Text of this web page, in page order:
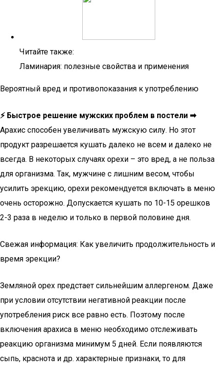
Читайте также:
Ламинария: полезные свойства и применения
Вероятный вред и противопоказания к употреблению
⚡️ Быстрое решение мужских проблем в постели ➡
Арахис способен увеличивать мужскую силу. Но этот
продукт разрешается кушать далеко не всем и далеко не
всегда. В некоторых случаях орехи – это вред, а не польза
для организма. Так, мужчине с лишним весом, чтобы
усилить эрекцию, орехи рекомендуется включать в меню
очень осторожно. Допускается кушать по 10-15 орешков
2-3 раза в неделю и только в первой половине дня.
Свежая информация: Как увеличить продолжительность и
время эрекции?
Земляной орех предстает сильнейшим аллергеном. Даже
при условии отсутствии негативной реакции после
употребления риск все равно есть. Поэтому после
включения арахиса в меню необходимо отслеживать
реакцию организма минимум 5 дней. Если появляются
сыпь, краснота и др. характерные признаки, то для